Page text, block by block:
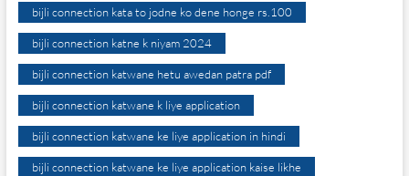
bijli connection kata to jodne ko dene honge rs.100
bijli connection katne k niyam 2024
bijli connection katwane hetu awedan patra pdf
bijli connection katwane k liye application
bijli connection katwane ke liye application in hindi
bijli connection katwane ke liye application kaise likhe